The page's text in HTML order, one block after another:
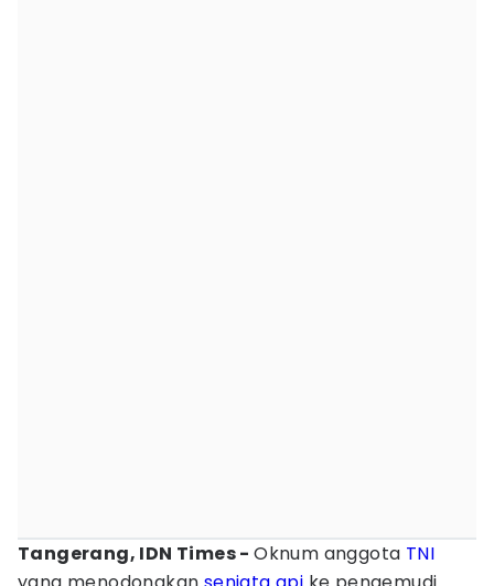
Tangerang, IDN Times -Oknum anggota TNI